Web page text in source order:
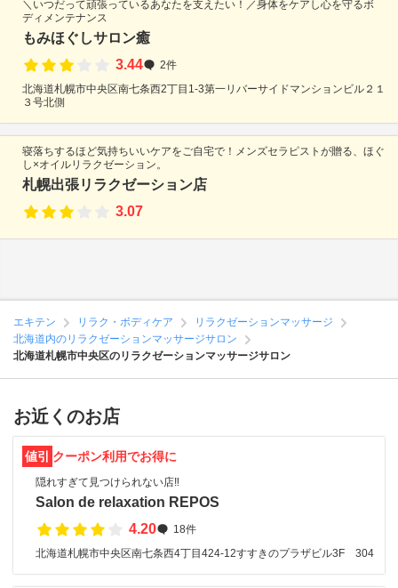
＼いつだって頑張っているあなたを支えたい！／身体をケアし心を守るボ
ディメンテナンス
もみほぐしサロン癒
3.44
2件
北海道札幌市中央区南七条西2丁目1-3第一リバーサイドマンションビル２１
３号北側
寝落ちするほど気持ちいいケアをご自宅で！メンズセラピストが贈る、ほぐ
し×オイルリラクゼーション。
札幌出張リラクゼーション店
3.07
エキテン リラク・ボディケア
リラクゼーションマッサージ
北海道内のリラクゼーションマッサージサロン
北海道札幌市中央区のリラクゼーションマッサージサロン
お近くのお店
値引 クーポン利用でお得に
隠れすぎて見つけられない店‼️
Salon de relaxation REPOS
4.20
18件
北海道札幌市中央区南七条西4丁目424-12すすきのプラザビル3F 304